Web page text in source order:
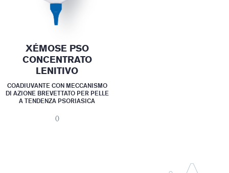
XÉMOSE PSO
CONCENTRATO
LENITIVO
COADIUVANTE CON MECCANISMO
DI AZIONE BREVETTATO PER PELLE
A TENDENZA PSORIASICA
()